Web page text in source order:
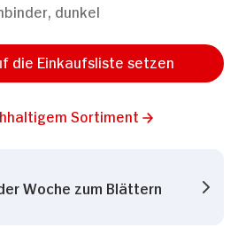
dunkel
die Einkaufsliste setzen
Sortiment
Woche zum Blättern